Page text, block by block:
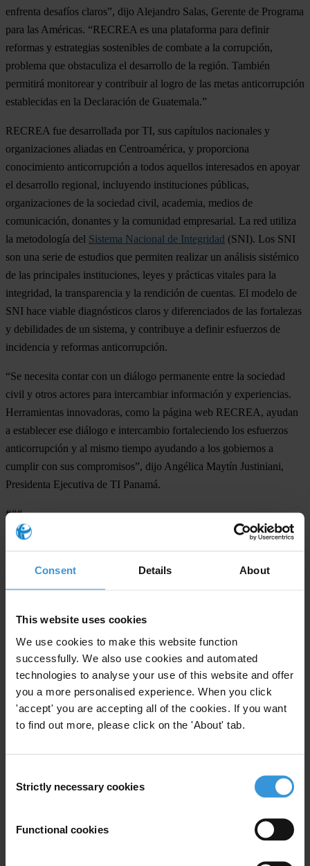
Consent Details About
This website uses cookies
We use cookies to make this website function
successfully. We also use cookies and automated
technologies to analyse your use of this website and offer
you a more personalised experience. When you click
'accept' you are accepting all of the cookies. If you want
to find out more, please click on the 'About' tab.
Selection
Strictly necessary cookies
Functional cookies
enfrenta desafíos claros”, dijo Alejandro Salas, Gerente de Programa
para las Américas. “RECREA es una plataforma para definir
reformas y estrategias sostenibles de combate a la corrupción,
problema que obstaculiza el desarrollo de la región. También
permitirá monitorear y contribuir al logro de las metas anticorrupción
establecidas en la Declaración de Guatemala.”
RECREA fue desarrollada por TI, sus capítulos nacionales y
organizaciones aliadas en Centroamérica, y proporciona
conocimiento anticorrupción a todos aquellos interesados en apoyar
el desarrollo regional, incluyendo instituciones públicas,
organizaciones de la sociedad civil, academia, medios de
comunicación, donantes y la comunidad empresarial. La red utiliza
la metodología del Sistema Nacional de Integridad (SNI). Los SNI
son una serie de estudios que permiten realizar un análisis sistémico
de las principales instituciones, leyes y prácticas vitales para la
integridad, la transparencia y la rendición de cuentas. El modelo de
SNI hace viable diagnósticos claros y diferenciados de las fortalezas
y debilidades de un sistema, y contribuye a definir esfuerzos de
incidencia y reformas anticorrupción.
“Se necesita contar con un diálogo permanente entre la sociedad
civil y otros actores para intercambiar información y experiencias.
Herramientas innovadoras, como la página web RECREA, ayudan
a establecer ese diálogo e intercambio fortaleciendo los esfuerzos
anticorrupción y al mismo tiempo ayudando a los gobiernos a
cumplir con sus compromisos”, dijo Angélica Maytín Justiniani,
Presidenta Ejecutiva de TI Panamá.
###
Transparency International is the global civil society organisation
Nota para los editores:
RECREA ha sido desarrollada con el apoyo financiero de la
Agencia Danesa de Desarrollo Internacional (DANIDA). La
actualización de los estudios de SNI fue financiada por DANIDA y
por el Ministerio Federal para el Desarrollo y la Cooperación
Económica de Alemania (BMZ). El estudio de Guatemala contó con
apoyo previo de USAID.
Centroamérica. La Declaración fue firmada por siete Presidentes
centroamericanos y la República Dominicana durante la XII
de 2006 en la Ciudad de Guatemala.